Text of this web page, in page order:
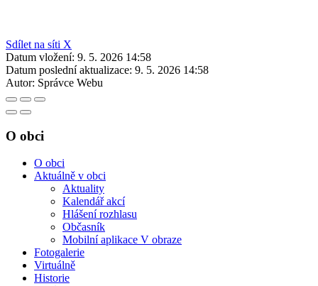
Sdílet na síti X
Datum vložení: 9. 5. 2026 14:58
Datum poslední aktualizace: 9. 5. 2026 14:58
Autor: Správce Webu
O obci
O obci
Aktuálně v obci
Aktuality
Kalendář akcí
Hlášení rozhlasu
Občasník
Mobilní aplikace V obraze
Fotogalerie
Virtuálně
Historie